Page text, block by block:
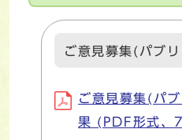
ご意見募集(パブ
ご意見募集(パ
果 (PDF形式